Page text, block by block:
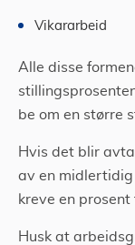
Vikararbeid
Alle disse
be om en større
Hvis det blir
av en midlertidig
kreve en
Husk at